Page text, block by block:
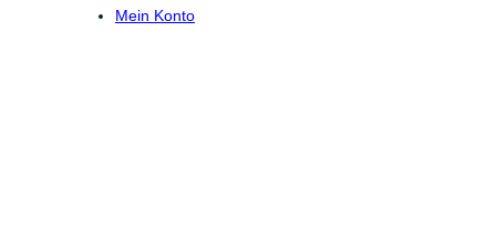
Mein Konto